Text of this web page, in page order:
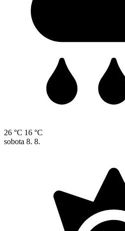
26 °C 16 °C
sobota 8. 8.